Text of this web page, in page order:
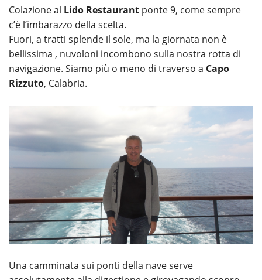
Colazione al Lido Restaurant ponte 9, come sempre
c’è l’imbarazzo della scelta.
Fuori, a tratti splende il sole, ma la giornata non è
bellissima , nuvoloni incombono sulla nostra rotta di
navigazione. Siamo più o meno di traverso a Capo
Rizzuto, Calabria.
Una camminata sui ponti della nave serve